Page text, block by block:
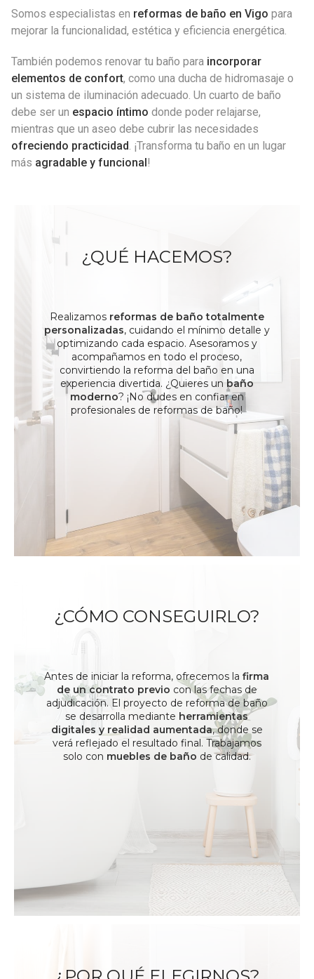
Somos especialistas en reformas de baño en Vigo para
mejorar la funcionalidad, estética y eficiencia energética.
También podemos renovar tu baño para incorporar
elementos de confort, como una ducha de hidromasaje o
un sistema de iluminación adecuado. Un cuarto de baño
debe ser un espacio íntimo donde poder relajarse,
mientras que un aseo debe cubrir las necesidades
ofreciendo practicidad. ¡Transforma tu baño en un lugar
más agradable y funcional!
¿QUÉ HACEMOS?
Realizamos reformas de baño totalmente
personalizadas, cuidando el mínimo detalle y
optimizando cada espacio. Asesoramos y
acompañamos en todo el proceso,
convirtiendo la reforma del baño en una
experiencia divertida. ¿Quieres un baño
moderno? ¡No dudes en confiar en
profesionales de reformas de baño!
¿CÓMO CONSEGUIRLO?
Antes de iniciar la reforma, ofrecemos lafirma
de un contrato previo con las fechas de
adjudicación. El proyecto de reforma de baño
se desarrolla mediante herramientas
digitales y realidad aumentada, donde se
verá reflejado el resultado final. Trabajamos
solo con muebles de baño de calidad.